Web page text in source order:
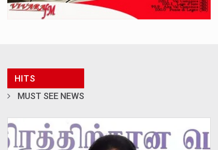
HITS
MUST SEE NEWS